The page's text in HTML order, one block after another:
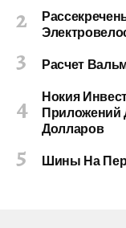
Расчет
Нокия
Приложений
Долларов
Шины На